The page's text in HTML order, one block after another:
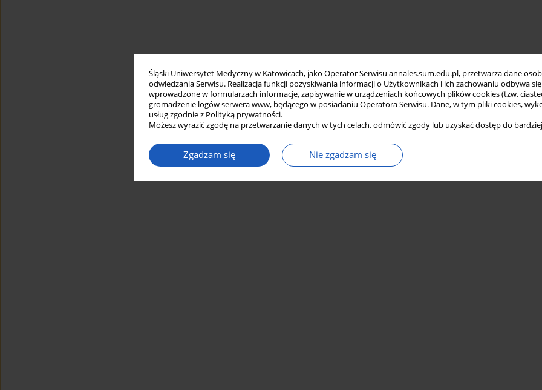
Śląski Uniwersytet Medyczny w Katowicach, jako Operator Serwisu annales.sum.edu.pl, przetwarza dane
odwiedzania Serwisu. Realizacja funkcji pozyskiwania informacji o Użytkownikach i ich zachowaniu odbywa
wprowadzone w formularzach informacje, zapisywanie w urządzeniach końcowych plików cookies (tzw.
gromadzenie logów serwera www, będącego w posiadaniu Operatora Serwisu. Dane, w tym pliki cookies,
usług zgodnie z Polityką prywatności.
Możesz wyrazić zgodę na przetwarzanie danych w tych celach, odmówić zgody lub uzyskać dostęp do
Zgadzam się Nie zgadzam się